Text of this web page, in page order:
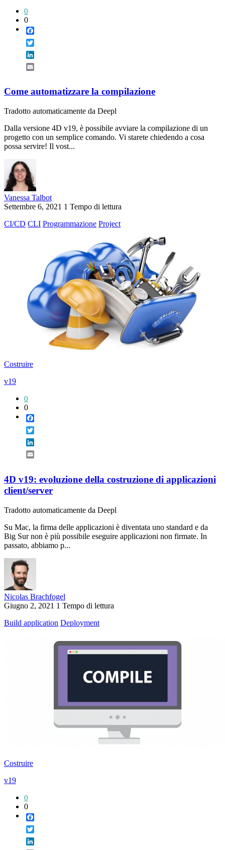
0
0
Come automatizzare la compilazione
Tradotto automaticamente da Deepl
Dalla versione 4D v19, è possibile avviare la compilazione di un
progetto con un semplice comando. Vi starete chiedendo a cosa
possa servire! Il vost...
Vanessa Talbot
Settembre 6, 2021 1 Tempo di lettura
CI/CD CLI Programmazione Project
Costruire
v19
0
0
4D v19: evoluzione della costruzione di applicazioni
client/server
Tradotto automaticamente da Deepl
Su Mac, la firma delle applicazioni è diventata uno standard e da
Big Sur non è più possibile eseguire applicazioni non firmate. In
passato, abbiamo p...
Nicolas Brachfogel
Giugno 2, 2021 1 Tempo di lettura
Build application Deployment
Costruire
v19
0
0